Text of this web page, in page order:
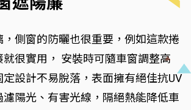
，側窗的防曬也很重要，例如這款捲
很實用， 安裝時可隨車窗調整高
設計不易脫落，表面擁有絕佳抗UV
陽光、有害光線，隔絕熱能降低車